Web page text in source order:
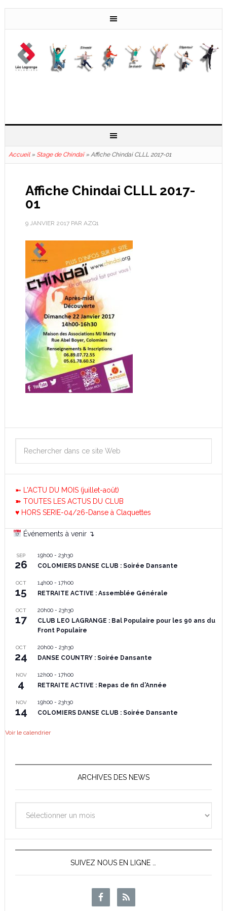
Accueil» Stage de Chindaï» Affiche Chindai CLLL 2017-01
Affiche Chindai CLLL 2017-
01
9 JANVIER 2017PAR AZQ1
➼ L'ACTU DU MOIS (juillet-août)
➽ TOUTES LES ACTUS DU CLUB
♥ HORS SERIE-04/26-Danse à Claquettes
Événements à venir ↴
SEP
26
19h00- 23h30
COLOMIERS DANSE CLUB : Soirée Dansante
OCT
15
14h00- 17h00
RETRAITE ACTIVE : Assemblée Générale
OCT
17
20h00- 23h30
CLUB LEO LAGRANGE : Bal Populaire pour les 90 ans du
Front Populaire
OCT
24
20h00- 23h30
DANSE COUNTRY : Soirée Dansante
NOV
4
12h00- 17h00
RETRAITE ACTIVE : Repas de fin d’Année
NOV
14
19h00- 23h30
COLOMIERS DANSE CLUB : Soirée Dansante
Voir le calendrier
ARCHIVES DES NEWS
des
News
SUIVEZ NOUS EN LIGNE …